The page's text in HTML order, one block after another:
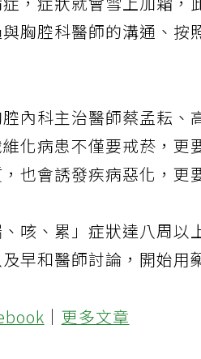
，症狀就會雪上加霜，
胸腔科醫師的溝通、按
內科主治醫師蔡孟耘
化病患不僅要戒菸，更
也會誘發疾病惡化，更
咳、累」症狀達八周以
早和醫師討論，開始用
｜更多文章